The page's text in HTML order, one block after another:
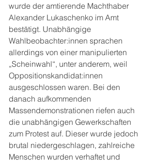
wurde der amtierende Machthaber
Alexander Lukaschenko im Amt
bestätigt. Unabhängige
Wahlbeobachter:innen sprachen
allerdings von einer manipulierten
„Scheinwahl“, unter anderem, weil
Oppositionskandidat:innen
ausgeschlossen waren. Bei den
danach aufkommenden
Massendemonstrationen riefen auch
die unabhängigen Gewerkschaften
zum Protest auf. Dieser wurde jedoch
brutal niedergeschlagen, zahlreiche
Menschen wurden verhaftet und